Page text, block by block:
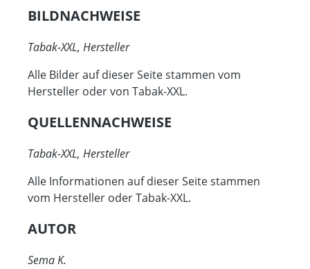
BILDNACHWEISE
Tabak-XXL, Hersteller
Alle Bilder auf dieser Seite stammen vom
Hersteller oder von Tabak-XXL.
QUELLENNACHWEISE
Tabak-XXL, Hersteller
Alle Informationen auf dieser Seite stammen
vom Hersteller oder Tabak-XXL.
AUTOR
Sema K.